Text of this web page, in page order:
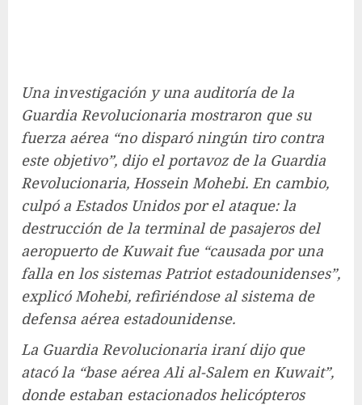
Una investigación y una auditoría de la
Guardia Revolucionaria mostraron que su
fuerza aérea “no disparó ningún tiro contra
este objetivo”, dijo el portavoz de la Guardia
Revolucionaria, Hossein Mohebi. En cambio,
culpó a Estados Unidos por el ataque: la
destrucción de la terminal de pasajeros del
aeropuerto de Kuwait fue “causada por una
falla en los sistemas Patriot estadounidenses”,
explicó Mohebi, refiriéndose al sistema de
defensa aérea estadounidense.
La Guardia Revolucionaria iraní dijo que
atacó la “base aérea Ali al-Salem en Kuwait”,
donde estaban estacionados helicópteros